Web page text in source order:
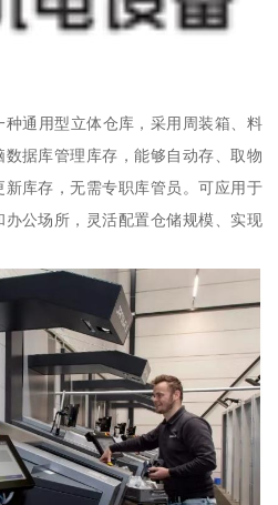
通用型立体仓库，采用周装箱、料
据库管理库存，能够自动存、取物
库存，无需专职库管员。可应用于
公场所，灵活配置仓储规模、实现